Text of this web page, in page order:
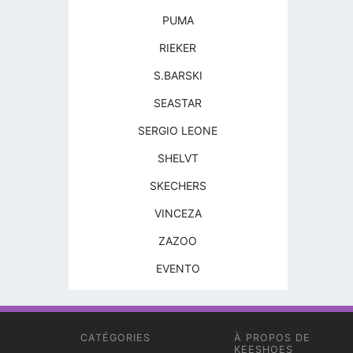
PUMA
RIEKER
S.BARSKI
SEASTAR
SERGIO LEONE
SHELVT
SKECHERS
VINCEZA
ZAZOO
EVENTO
CATÉGORIES
À PROPOS DE
KEESHOES